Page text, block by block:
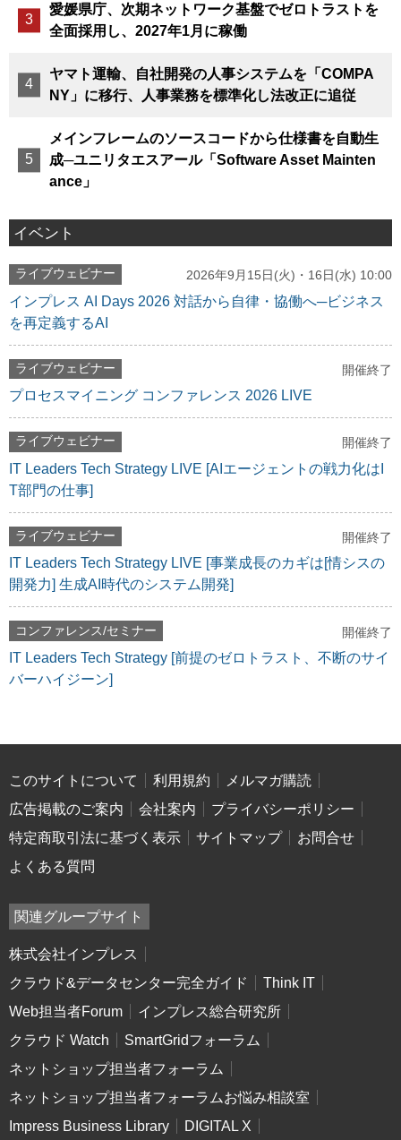
愛媛県庁、次期ネットワーク基盤でゼロトラストを
全面採用し、2027年1月に稼働
ヤマト運輸、自社開発の人事システムを「COMPA
NY」に移行、人事業務を標準化し法改正に追従
メインフレームのソースコードから仕様書を自動生
成─ユニリタエスアール「Software Asset Mainten
ance」
イベント
ライブウェビナー 2026年9月15日(火)・16日(水) 10:00
インプレス AI Days 2026 対話から自律・協働へ─ビジネス
を再定義するAI
ライブウェビナー 開催終了
プロセスマイニング コンファレンス 2026 LIVE
ライブウェビナー 開催終了
IT Leaders Tech Strategy LIVE [AIエージェントの戦力化はI
T部門の仕事]
ライブウェビナー 開催終了
IT Leaders Tech Strategy LIVE [事業成長のカギは[情シスの
開発力] 生成AI時代のシステム開発]
コンファレンス/セミナー 開催終了
IT Leaders Tech Strategy [前提のゼロトラスト、不断のサイ
バーハイジーン]
このサイトについて 利用規約
メルマガ購読
広告掲載のご案内
会社案内
プライバシーポリシー
特定商取引法に基づく表示
サイトマップ
お問合せ
よくある質問
関連グループサイト
株式会社インプレス
クラウド&データセンター完全ガイド
Think IT
Web担当者Forum
インプレス総合研究所
クラウド Watch
SmartGridフォーラム
ネットショップ担当者フォーラム
ネットショップ担当者フォーラムお悩み相談室
Impress Business Library
DIGITAL X